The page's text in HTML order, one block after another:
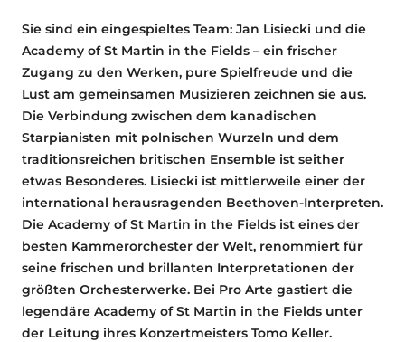
Sie sind ein eingespieltes Team: Jan Lisiecki und die
Academy of St Martin in the Fields – ein frischer
Zugang zu den Werken, pure Spielfreude und die
Lust am gemeinsamen Musizieren zeichnen sie aus.
Die Verbindung zwischen dem kanadischen
Starpianisten mit polnischen Wurzeln und dem
traditionsreichen britischen Ensemble ist seither
etwas Besonderes. Lisiecki ist mittlerweile einer der
international herausragenden Beethoven-Interpreten.
Die Academy of St Martin in the Fields ist eines der
besten Kammerorchester der Welt, renommiert für
seine frischen und brillanten Interpretationen der
größten Orchesterwerke. Bei Pro Arte gastiert die
legendäre Academy of St Martin in the Fields unter
der Leitung ihres Konzertmeisters Tomo Keller.